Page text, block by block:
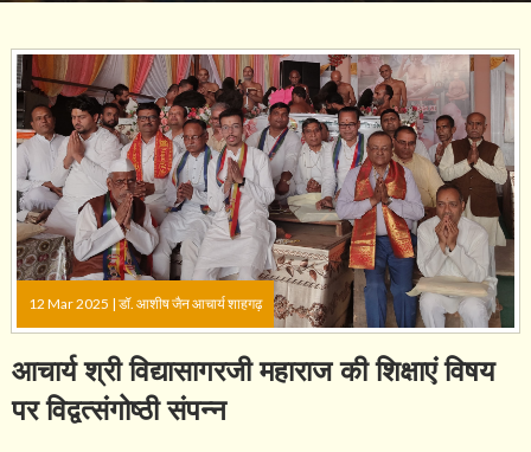
12 Mar 2025 | डॉ. आशीष जैन आचार्य शाहगढ़
आचार्य श्री विद्यासागरजी महाराज की शिक्षाएं विषय
पर विद्वत्संगोष्ठी संपन्न